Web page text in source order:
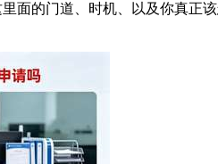
面的门道、时机、以及你真正